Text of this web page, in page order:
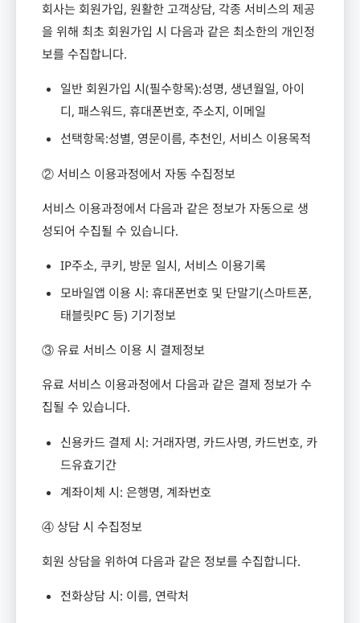
회사는 회원가입, 원활한 고객상담, 각종 서비스의 제공
을 위해 최초 회원가입 시 다음과 같은 최소한의 개인정
보를 수집합니다.
일반 회원가입 시(필수항목):성명, 생년월일, 아이
디, 패스워드, 휴대폰번호, 주소지, 이메일
선택항목:성별, 영문이름, 추천인, 서비스 이용목적
② 서비스 이용과정에서 자동 수집정보
서비스 이용과정에서 다음과 같은 정보가 자동으로 생
성되어 수집될 수 있습니다.
IP주소, 쿠키, 방문 일시, 서비스 이용기록
모바일앱 이용 시: 휴대폰번호 및 단말기(스마트폰,
태블릿PC 등) 기기정보
③ 유료 서비스 이용 시 결제정보
유료 서비스 이용과정에서 다음과 같은 결제 정보가 수
집될 수 있습니다.
신용카드 결제 시: 거래자명, 카드사명, 카드번호, 카
드유효기간
계좌이체 시: 은행명, 계좌번호
④ 상담 시 수집정보
회원 상담을 위하여 다음과 같은 정보를 수집합니다.
전화상담 시: 이름, 연락처